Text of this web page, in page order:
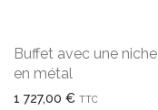
Buffet avec une niche
en métal
1 727,00 € TTC